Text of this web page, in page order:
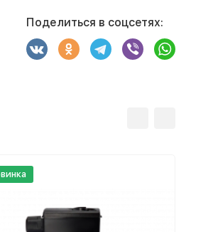
Поделиться в соцсетях: